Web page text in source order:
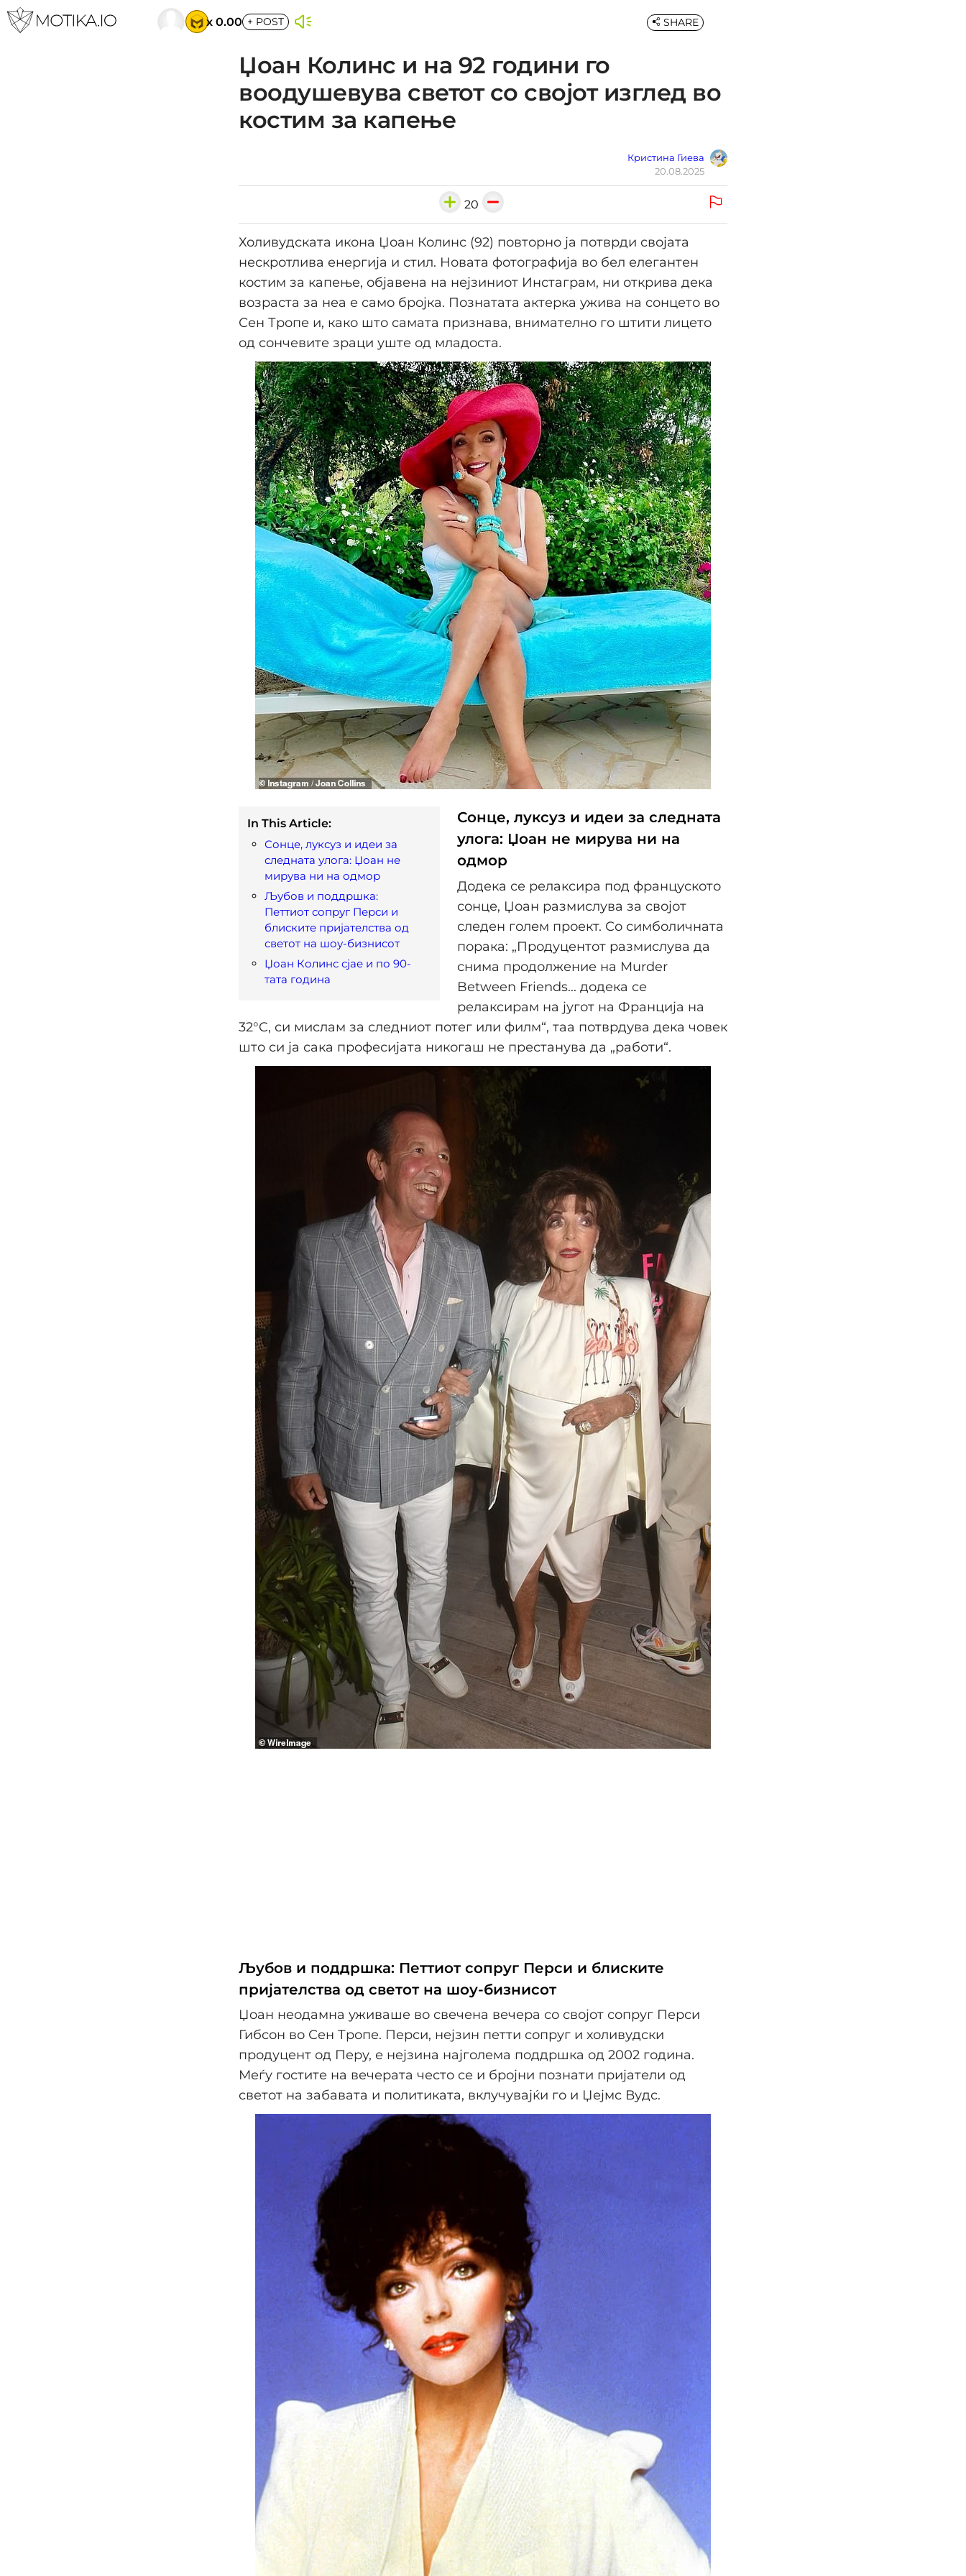
x 0.00 + POST
Џоан Колинс и на 92 години го
воодушевува светот со својот изглед во
костим за капење
Кристина Гиева
20.08.2025
SHARE
20
Холивудската икона Џоан Колинс (92) повторно ја потврди својата
нескротлива енергија и стил. Новата фотографија во бел елегантен
костим за капење, објавена на нејзиниот Инстаграм, ни открива дека
возраста за неа е само бројка. Познатата актерка ужива на сонцето во
Сен Тропе и, како што самата признава, внимателно го штити лицето
од сончевите зраци уште од младоста.
In This Article:
Сонце, луксуз и идеи за
следната улога: Џоан не
мирува ни на одмор
Љубов и поддршка:
Петтиот сопруг Перси и
блиските пријателства од
светот на шоу-бизнисот
Џоан Колинс сјае и по 90-
тата година
Сонце, луксуз и идеи за следната
улога: Џоан не мирува ни на
одмор
Додека се релаксира под француското
сонце, Џоан размислува за својот
следен голем проект. Со симболичната
порака: „Продуцентот размислува да
снима продолжение на Murder
Between Friends... додека се
релаксирам на југот на Франција на
32°C, си мислам за следниот потег или филм“, таа потврдува дека човек
што си ја сака професијата никогаш не престанува да „работи“.
Љубов и поддршка: Петтиот сопруг Перси и блиските
пријателства од светот на шоу-бизнисот
Џoaн неодамна уживаше во свечена вечера со својот сопруг Перси
Гибсон во Сен Тропе. Перси, нејзин петти сопруг и холивудски
продуцент од Перу, е нејзина најголема поддршка од 2002 година.
Меѓу гостите на вечерата често се и бројни познати пријатели од
светот на забавата и политиката, вклучувајќи го и Џејмс Вудс.